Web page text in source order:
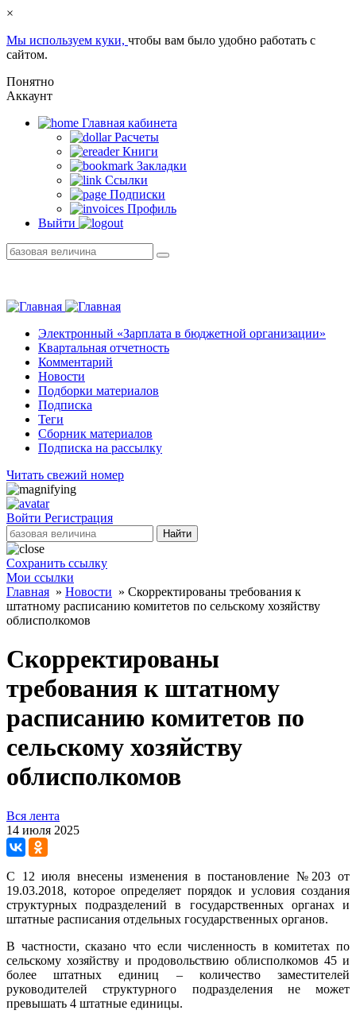
×
Мы используем куки, чтобы вам было удобно работать с
сайтом.
Понятно
Аккаунт
Главная кабинетa
Расчеты
Книги
Закладки
Ссылки
Подписки
Профиль
Выйти
Электронный «Зарплата в бюджетной организации»
Квартальная отчетность
Комментарий
Новости
Подборки материалов
Подписка
Теги
Сборник материалов
Подписка на рассылку
Читать свежий номер
Войти Регистрация
Найти
Сохранить ссылку
Мои ссылки
Главная » Новости » Скорректированы требования к
штатному расписанию комитетов по сельскому хозяйству
облисполкомов
Скорректированы
требования к штатному
расписанию комитетов по
сельскому хозяйству
облисполкомов
Вся лента
14 июля 2025
С 12 июля внесены изменения в постановление №203 от
19.03.2018, которое определяет порядок и условия создания
структурных подразделений в государственных органах и
штатные расписания отдельных государственных органов.
В частности, сказано что если численность в комитетах по
сельскому хозяйству и продовольствию облисполкомов 45 и
более штатных единиц – количество заместителей
руководителей структурного подразделения не может
превышать 4 штатные единицы.